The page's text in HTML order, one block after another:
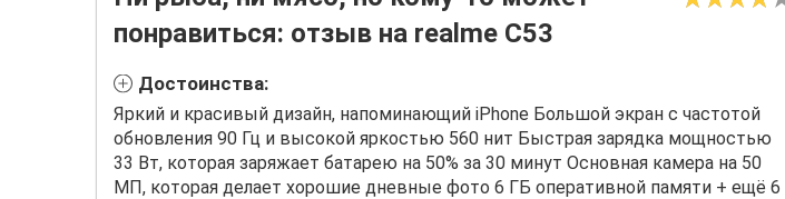
понравиться: отзыв на realme C53
Достоинства:
Яркий и красивый дизайн, напоминающий iPhone Большой экран с частотой
обновления 90 Гц и высокой яркостью 560 нит Быстрая зарядка мощностью
33 Вт, которая заряжает батарею на 50% за 30 минут Основная камера на 50
МП, которая делает хорошие дневные фото 6 ГБ оперативной памяти + ещё 6